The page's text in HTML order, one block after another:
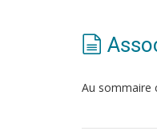
Au sommaire